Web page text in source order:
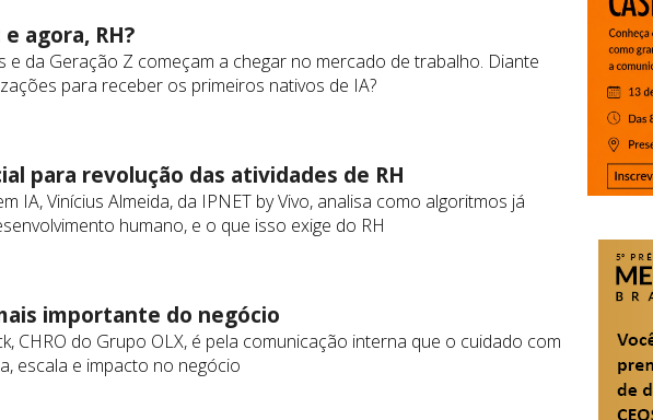
agora, RH?
e da Geração Z começam a chegar no mercado de trabalho. Diante
para receber os primeiros nativos de IA?
para revolução das atividades de RH
IA, Vinícius Almeida, da IPNET by Vivo, analisa como algoritmos já
humano, e o que isso exige do RH
importante do negócio
CHRO do Grupo OLX, é pela comunicação interna que o cuidado com
escala e impacto no negócio